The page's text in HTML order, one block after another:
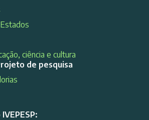
ciência e cultura
de pesquisa